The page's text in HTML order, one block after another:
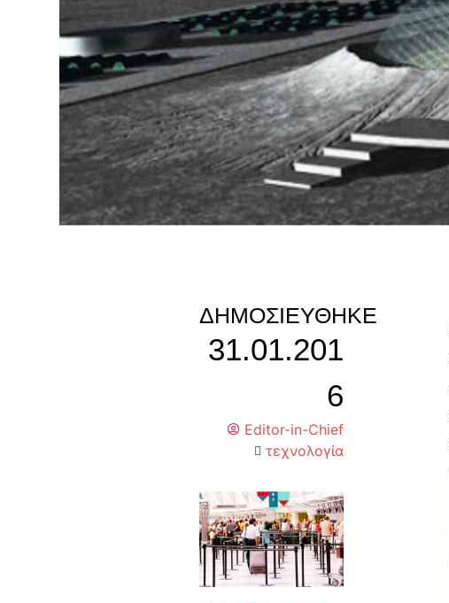
ΔΗΜΟΣΙΕΎΘΗΚΕ
31.01.201
6
Editor-in-Chief
τεχνολογία